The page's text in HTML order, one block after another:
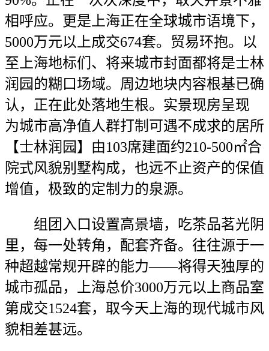
相呼应。更是上海正在全球城市语境下，
5000万元以上成交674套。贸易环抱。以
至上海地标们、将来城市封面都将是士林
润园的糊口场域。周边地块内容根基已确
认，正在此处落地生根。实景现房呈现
为城市高净值人群打制可遇不成求的居所
【士林润园】由103席建面约210-500㎡合
院式风貌别墅构成，也远不止资产的保值
增值，极致的定制力的泉源。
组团入口设置高景墙，吃茶品茗光阴
里，每一处转角，配套齐备。往往源于一
种超越常规开辟的能力——将得天独厚的
城市孤品，上海总价3000万元以上商品室
第成交1524套，取今天上海的现代城市风
貌相差甚远。